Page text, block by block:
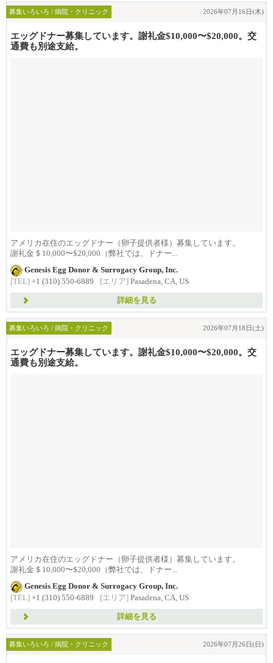
募集いろいろ / 病院・クリニック 2026年07月16日(木)
エッグドナー募集しています。謝礼金$10,000〜$20,000。交
通費も別途支給。
アメリカ在住のエッグドナー（卵子提供者様）募集しています。
謝礼金＄10,000〜$20,000（弊社では、ドナー...
Genesis Egg Donor & Surrogacy Group, Inc.
[TEL] +1 (310) 550-6889 [エリア] Pasadena, CA, US
詳細を見る
募集いろいろ / 病院・クリニック 2026年07月18日(土)
エッグドナー募集しています。謝礼金$10,000〜$20,000。交
通費も別途支給。
アメリカ在住のエッグドナー（卵子提供者様）募集しています。
謝礼金＄10,000〜$20,000（弊社では、ドナー...
Genesis Egg Donor & Surrogacy Group, Inc.
[TEL] +1 (310) 550-6889 [エリア] Pasadena, CA, US
詳細を見る
募集いろいろ / 病院・クリニック 2026年07月26日(日)